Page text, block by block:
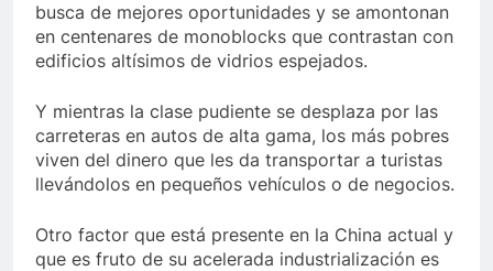
busca de mejores oportunidades y se amontonan
en centenares de monoblocks que contrastan con
edificios altísimos de vidrios espejados.
Y mientras la clase pudiente se desplaza por las
carreteras en autos de alta gama, los más pobres
viven del dinero que les da transportar a turistas
llevándolos en pequeños vehículos o de negocios.
Otro factor que está presente en la China actual y
que es fruto de su acelerada industrialización es